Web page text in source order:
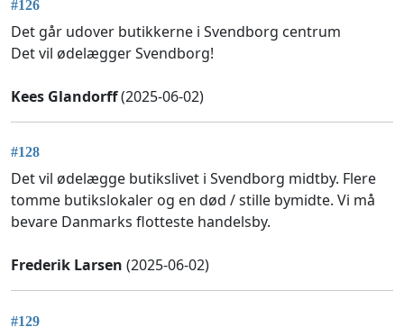
#126
Det går udover butikkerne i Svendborg centrum
Det vil ødelægger Svendborg!
Kees Glandorff(2025-06-02)
#128
Det vil ødelægge butikslivet i Svendborg midtby. Flere
tomme butikslokaler og en død / stille bymidte. Vi må
bevare Danmarks flotteste handelsby.
Frederik Larsen (2025-06-02)
#129